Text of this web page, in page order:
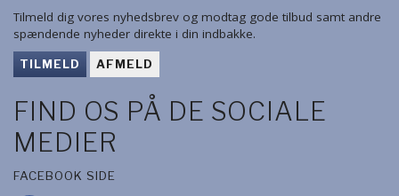
Tilmeld dig vores nyhedsbrev og modtag gode tilbud samt andre
spændende nyheder direkte i din indbakke.
TILMELD AFMELD
FIND OS PÅ DE SOCIALE
MEDIER
FACEBOOK SIDE